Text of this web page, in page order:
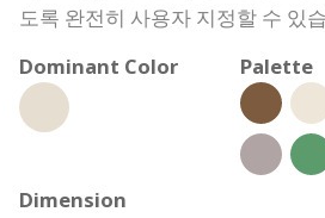
도록 완전히 사용자 지정할 수 있
Dominant Color
Palette
Dimension